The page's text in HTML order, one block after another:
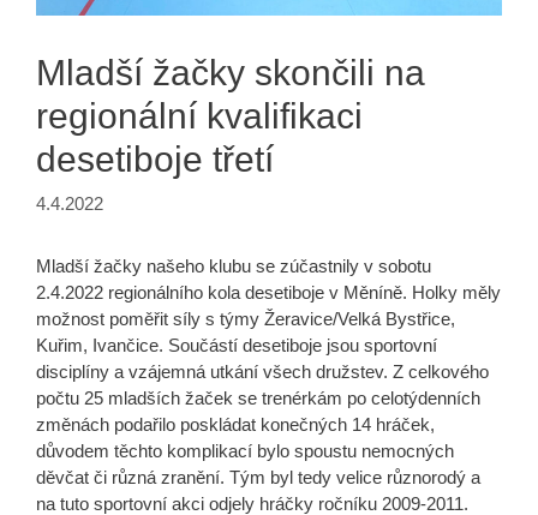
Mladší žačky skončili na
regionální kvalifikaci
desetiboje třetí
4.4.2022
Mladší žačky našeho klubu se zúčastnily v sobotu
2.4.2022 regionálního kola desetiboje v Měníně. Holky měly
možnost poměřit síly s týmy Žeravice/Velká Bystřice,
Kuřim, Ivančice. Součástí desetiboje jsou sportovní
disciplíny a vzájemná utkání všech družstev. Z celkového
počtu 25 mladších žaček se trenérkám po celotýdenních
změnách podařilo poskládat konečných 14 hráček,
důvodem těchto komplikací bylo spoustu nemocných
děvčat či různá zranění. Tým byl tedy velice různorodý a
na tuto sportovní akci odjely hráčky ročníku 2009-2011.